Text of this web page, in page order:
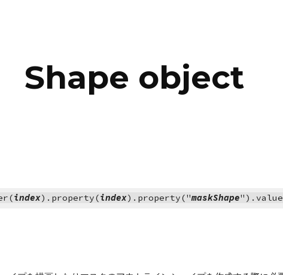
Shape object
index).property(index).property("maskShape").value